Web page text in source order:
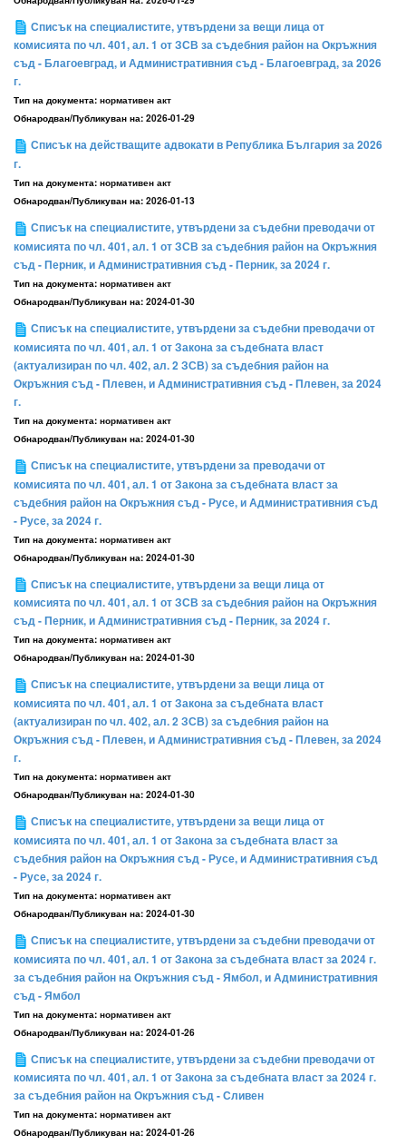
Списък на специалистите, утвърдени за вещи лица от
комисията по чл. 401, ал. 1 от ЗСВ за съдебния район на Окръжния
съд - Благоевград, и Административния съд - Благоевград, за 2026
г.
Тип на документа: нормативен акт
Обнародван/Публикуван на: 2026-01-29
Списък на действащите адвокати в Република България за 2026
г.
Тип на документа: нормативен акт
Обнародван/Публикуван на: 2026-01-13
Списък на специалистите, утвърдени за съдебни преводачи от
комисията по чл. 401, ал. 1 от ЗСВ за съдебния район на Окръжния
съд - Перник, и Административния съд - Перник, за 2024 г.
Тип на документа: нормативен акт
Обнародван/Публикуван на: 2024-01-30
Списък на специалистите, утвърдени за съдебни преводачи от
комисията по чл. 401, ал. 1 от Закона за съдебната власт
(актуализиран по чл. 402, ал. 2 ЗСВ) за съдебния район на
Окръжния съд - Плевен, и Административния съд - Плевен, за 2024
г.
Тип на документа: нормативен акт
Обнародван/Публикуван на: 2024-01-30
Списък на специалистите, утвърдени за преводачи от
комисията по чл. 401, ал. 1 от Закона за съдебната власт за
съдебния район на Окръжния съд - Русе, и Административния съд
- Русе, за 2024 г.
Тип на документа: нормативен акт
Обнародван/Публикуван на: 2024-01-30
Списък на специалистите, утвърдени за вещи лица от
комисията по чл. 401, ал. 1 от ЗСВ за съдебния район на Окръжния
съд - Перник, и Административния съд - Перник, за 2024 г.
Тип на документа: нормативен акт
Обнародван/Публикуван на: 2024-01-30
Списък на специалистите, утвърдени за вещи лица от
комисията по чл. 401, ал. 1 от Закона за съдебната власт
(актуализиран по чл. 402, ал. 2 ЗСВ) за съдебния район на
Окръжния съд - Плевен, и Административния съд - Плевен, за 2024
г.
Тип на документа: нормативен акт
Обнародван/Публикуван на: 2024-01-30
Списък на специалистите, утвърдени за вещи лица от
комисията по чл. 401, ал. 1 от Закона за съдебната власт за
съдебния район на Окръжния съд - Русе, и Административния съд
- Русе, за 2024 г.
Тип на документа: нормативен акт
Обнародван/Публикуван на: 2024-01-30
Списък на специалистите, утвърдени за съдебни преводачи от
комисията по чл. 401, ал. 1 от Закона за съдебната власт за 2024 г.
за съдебния район на Окръжния съд - Ямбол, и Административния
съд - Ямбол
Тип на документа: нормативен акт
Обнародван/Публикуван на: 2024-01-26
Списък на специалистите, утвърдени за съдебни преводачи от
комисията по чл. 401, ал. 1 от Закона за съдебната власт за 2024 г.
за съдебния район на Окръжния съд - Сливен
Тип на документа: нормативен акт
Обнародван/Публикуван на: 2024-01-26